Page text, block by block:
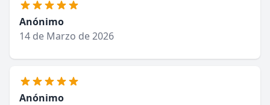
Anónimo
14 de Marzo de 2026
Anónimo